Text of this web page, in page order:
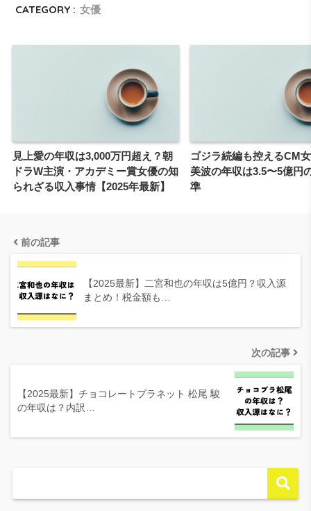
CATEGORY : 女優
見上愛の年収は3,000万円超え？朝
ドラW主演・アカデミー賞女優の知
られざる収入事情【2025年最新】
ゴジラ続編も控えるCM
美波の年収は3.5〜5億円
準
前の記事
【2025最新】二宮和也の年収は5億円？収入源
まとめ！税金額も…
次の記事
【2025最新】チョコレートプラネット 松尾 駿
の年収は？内訳…